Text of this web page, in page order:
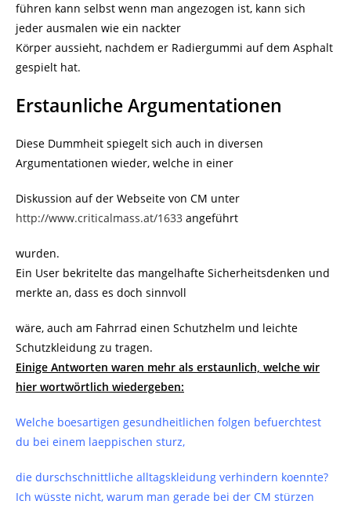
führen kann selbst wenn man angezogen ist, kann sich
jeder ausmalen wie ein nackter
Körper aussieht, nachdem er Radiergummi auf dem Asphalt
gespielt hat.
Erstaunliche Argumentationen
Diese Dummheit spiegelt sich auch in diversen
Argumentationen wieder, welche in einer
Diskussion auf der Webseite von CM unter
http://www.criticalmass.at/1633 angeführt
wurden.
Ein User bekritelte das mangelhafte Sicherheitsdenken und
merkte an, dass es doch sinnvoll
wäre, auch am Fahrrad einen Schutzhelm und leichte
Schutzkleidung zu tragen.
Einige Antworten waren mehr als erstaunlich, welche wir
hier wortwörtlich wiedergeben:
Welche boesartigen gesundheitlichen folgen befuerchtest
du bei einem laeppischen sturz,
die durschschnittliche alltagskleidung verhindern koennte?
Ich wüsste nicht, warum man gerade bei der CM stürzen